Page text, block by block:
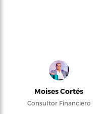
Moises Cortés
Consultor Financiero